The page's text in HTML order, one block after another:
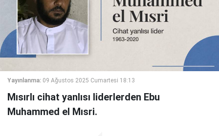
Yayınlanma: 09 Ağustos 2025 Cumartesi 18:13
Mısırlı cihat yanlısı liderlerden Ebu
Muhammed el Mısri.